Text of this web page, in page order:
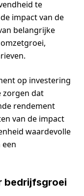
te
impact van de
belangrijke
op investering
zorgen dat
rendement
van de impact
waardevolle
bedrijfsgroei